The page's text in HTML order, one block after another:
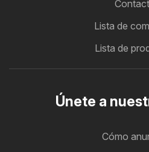
Lista de
Lista de
Únete a
Cómo